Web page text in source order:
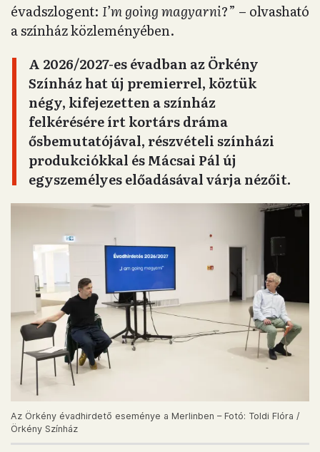
évadszlogent: I’m going magyarni?” – olvasható
a színház közleményében.
A 2026/2027-es évadban az Örkény
Színház hat új premierrel, köztük
négy, kifejezetten a színház
felkérésére írt kortárs dráma
ősbemutatójával, részvételi színházi
produkciókkal és Mácsai Pál új
egyszemélyes előadásával várja nézőit.
Az Örkény évadhirdető eseménye a Merlinben – Fotó: Toldi Flóra /
Örkény Színház